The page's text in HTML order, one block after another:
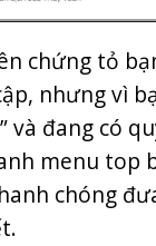
chứng tỏ
nhưng vì
và đang có
menu top
chóng